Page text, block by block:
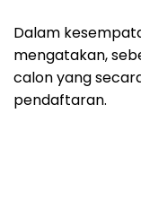
Dalam
mengatakan,
calon yang
pendaftaran.